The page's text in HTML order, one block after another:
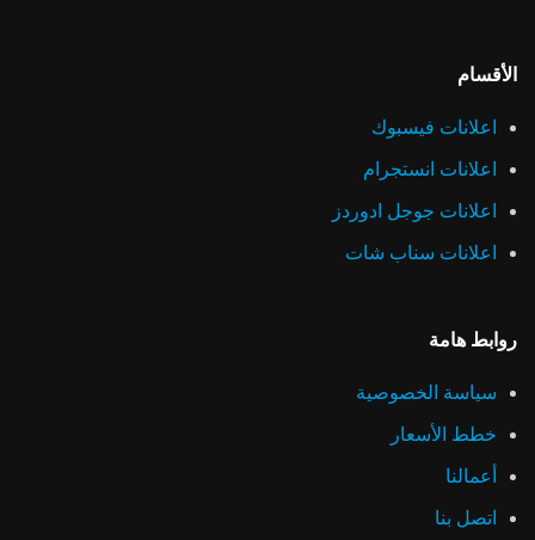
الأقسام
اعلانات فيسبوك
اعلانات انستجرام
اعلانات جوجل ادوردز
اعلانات سناب شات
روابط هامة
سياسة الخصوصية
خطط الأسعار
أعمالنا
اتصل بنا